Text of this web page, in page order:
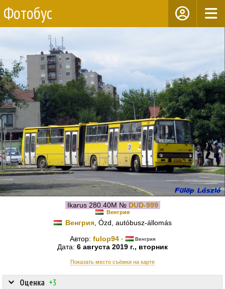
Фотобус
Ikarus 280.40M № DUD-999
Венгрия
Венгрия, Ózd, autóbusz-állomás
Автор: fulop94 · Венгрия
Дата: 6 августа 2019 г., вторник
Показать место съёмки на карте
Оценка +3